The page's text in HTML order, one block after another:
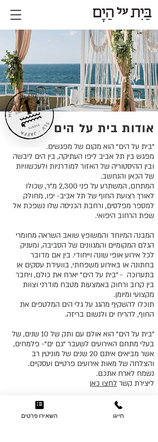
אודות בית על הים
"בית על הים" הוא מקום של מפגשים.
מפגש בין תל אביב ליפו העתיקה, בין הים ליבשה
ובין ההיסטוריה של האזור למודרניות ולעכשוויות
של הכאן והנחשב.
המתחם, המשתרע על פני 2,300 מ"ר, שכולו
לאורך רצועת החוף של תל אביב- יפו, מחולק
למספר מפלסים, ורחבת הכניסה שלו נשפכת אל
שפת הרחוב היפואי.
המבנה המיוחד והמשופץ שואב השראה מחומרי
הגלם המקומיים והמגוונים של הסביבה, ומעניק
לכל אירוע אופי שונה וייחודי. בין אם מדובר
בחתונה או באירוע משפחתי, בוועידת עסקים או
בתערוכה - "בית על הים" יארח את כולם, ויחבר
בין קרוב ורחוק באמצעות מטבח מודרני וצוות
מקצועי ומיומן.
תוכלו להשקיף מהגג על גלי הים המלטפים את
החוף, להריח ים ולנשום בריזה.
"בית על הים" הוא אולם עם ותק של 10 שנים, של
בעלי מתחם האירועים לשעבר "גם ים"- פלמחים,
אשר מביאים איתם 20 שנים של מוניטין רב
והצלחה של מאות אירועים פרטיים ועסקיים.
נשמח לארח אתכם.
ליצירת קשר לחצו כאן
השאירו פרטים חייגו